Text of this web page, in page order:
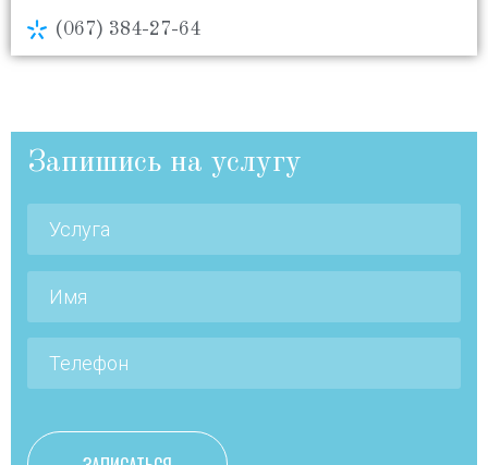
(067) 384-27-64
Запишись на услугу